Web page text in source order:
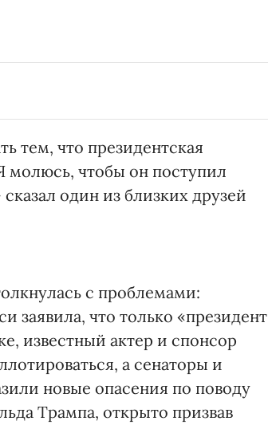
тем, что президентская
молюсь, чтобы он поступил
один из близких друзей
с проблемами:
заявила, что только «президент
известный актер и спонсор
а сенаторы и
новые опасения по поводу
Трампа, открыто призвав